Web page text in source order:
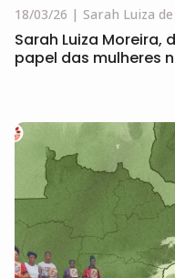
18/03/26 Sarah Luiza
Sarah Luiza Moreira,
papel das mulheres